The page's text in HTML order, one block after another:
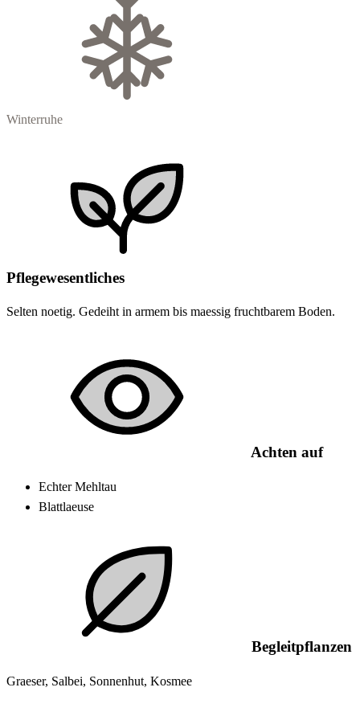
Winterruhe
Pflegewesentliches
Selten noetig. Gedeiht in armem bis maessig fruchtbarem Boden.
Achten auf
Echter Mehltau
Blattlaeuse
Begleitpflanzen
Graeser, Salbei, Sonnenhut, Kosmee